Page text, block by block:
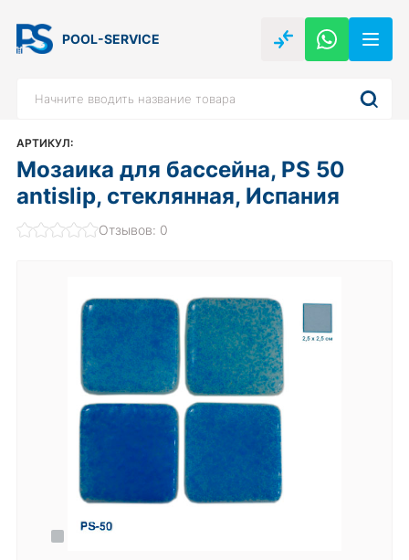
POOL-SERVICE
АРТИКУЛ:
Мозаика для бассейна, PS 50
antislip, стеклянная, Испания
Отзывов: 0